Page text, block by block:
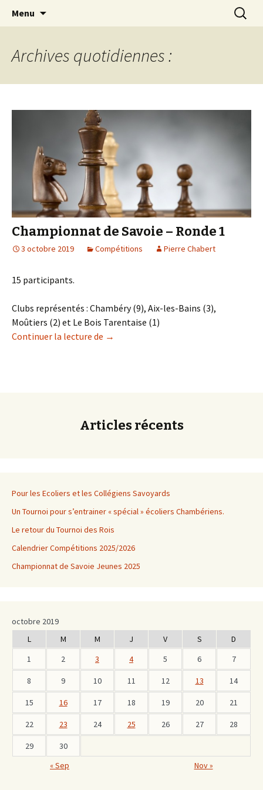
Club d échecs de l
agglomération
chambérienne
Les échecs pour tous
Menu
Archives quotidiennes :
Championnat de Savoie – Ronde 1
3 octobre 2019 Compétitions Pierre Chabert
15 participants.
Clubs représentés : Chambéry (9), Aix-les-Bains (3),
Moûtiers (2) et Le Bois Tarentaise (1)
Continuer la lecture de Championnat de Savoie – Ronde 1
→
Articles récents
Pour les Ecoliers et les Collégiens Savoyards
Un Tournoi pour s’entrainer « spécial » écoliers Chambériens.
Le retour du Tournoi des Rois
Calendrier Compétitions 2025/2026
Championnat de Savoie Jeunes 2025
octobre 2019
L
M M J V S
D
1
2 3 4 5 6 7
8 9 10 11 12 13 14
15 16 17 18 19 20 21
22 23 24 25 26 27 28
29
30
« Sep
Nov »